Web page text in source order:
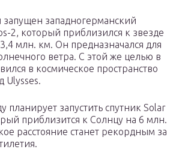
запущен западногерманский
2, который приблизился к звезде
млн. км. Он предназначался для
ветра. С этой же целью в
в космическое пространство
Ulysses.
планирует запустить спутник Solar
приблизится к Солнцу на 6 млн.
расстояние станет рекордным за